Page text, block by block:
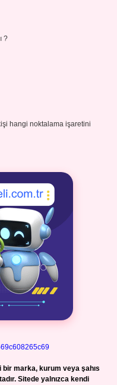
?
hangi noktalama işaretini
marka, kurum veya şahıs
Sitede yalnızca kendi